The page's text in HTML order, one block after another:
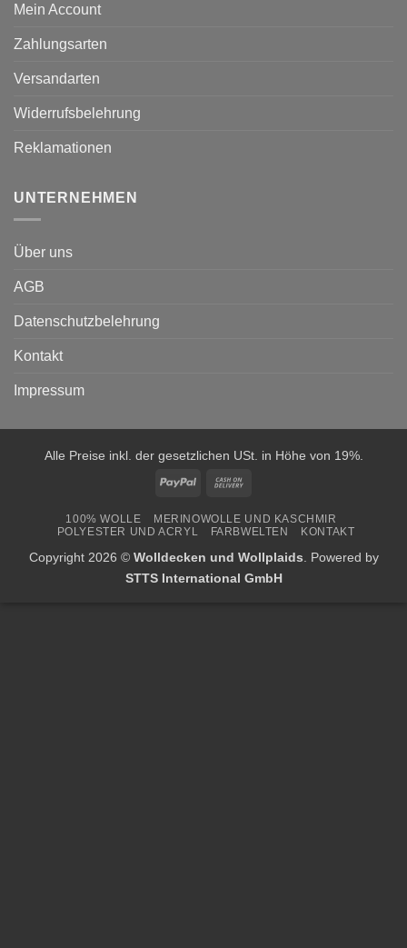
Mein Account
Zahlungsarten
Versandarten
Widerrufsbelehrung
Reklamationen
UNTERNEHMEN
Über uns
AGB
Datenschutzbelehrung
Kontakt
Impressum
Alle Preise inkl. der gesetzlichen USt. in Höhe von 19%.
PayPal
Delivery
100% WOLLE
MERINOWOLLE UND KASCHMIR
POLYESTER UND ACRYL
FARBWELTEN KONTAKT
Copyright 2026 © Wolldecken und Wollplaids. Powered by
STTS International GmbH